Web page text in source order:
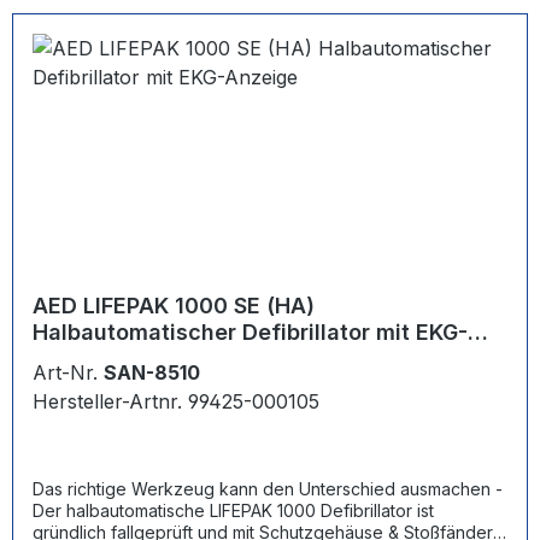
Countdown-Timer, EKG-Funktion, Schockzähler,
programmierbare Einstellungen auf großen LCD-Bildschirm.
Eskalierende Energie bis zu 360 Joule, biphasisch, für
AED LIFEPAK 1000 SE (HA)
Halbautomatischer Defibrillator mit EKG-
Art-Nr. SAN-8510
Hersteller-Artnr. 99425-000105
Das richtige Werkzeug kann den Unterschied ausmachen -
Der halbautomatische LIFEPAK 1000 Defibrillator ist
gründlich fallgeprüft und mit Schutzgehäuse & Stoßfändern